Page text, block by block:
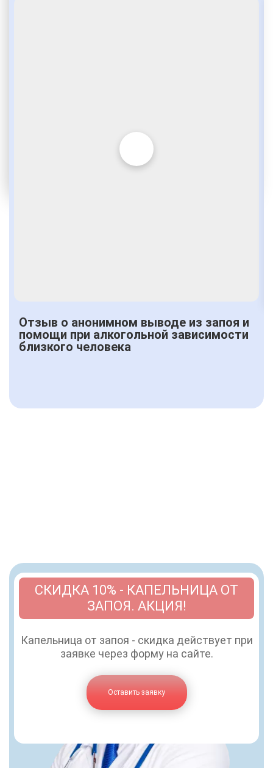
Отзыв о анонимном выводе из запоя и
помощи при алкогольной зависимости
близкого человека
СКИДКА 10% - КАПЕЛЬНИЦА ОТ
ЗАПОЯ. АКЦИЯ!
Капельница от запоя - скидка действует при
заявке через форму на сайте.
Оставить заявку